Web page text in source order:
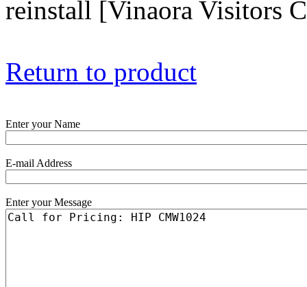
reinstall [Vinaora Visitors
Return to product
Enter your Name
E-mail Address
Enter your Message